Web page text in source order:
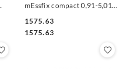
mEssfix compact 0,91-5,01m
Cena:
1575.63
Cena:
1575.63